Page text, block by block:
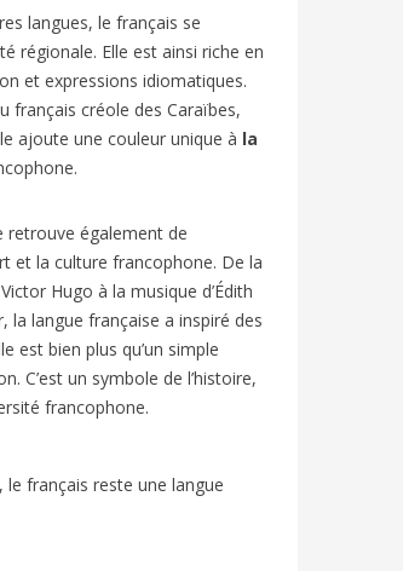
langues, le français se
régionale. Elle est ainsi riche en
et expressions idiomatiques.
français créole des Caraïbes,
ajoute une couleur unique à la
retrouve également de
et la culture francophone. De la
Hugo à la musique d’Édith
la langue française a inspiré des
est bien plus qu’un simple
C’est un symbole de l’histoire,
francophone.
français reste une langue